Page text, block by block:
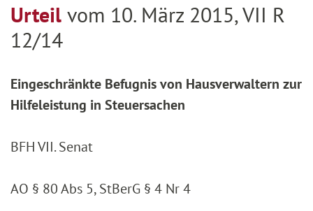
Urteil vom 10. März 2015, VII R
12/14
Eingeschränkte Befugnis von Hausverwaltern zur
Hilfeleistung in Steuersachen
BFH VII. Senat
AO § 80 Abs 5, StBerG § 4 Nr 4